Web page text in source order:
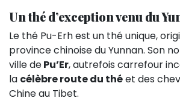
Un thé d’exception venu du
Le thé Pu-Erh est un thé unique,
province chinoise du Yunnan. Son
ville dePu’Er, autrefois carrefour
la célèbre route du théet des
Chine au Tibet.